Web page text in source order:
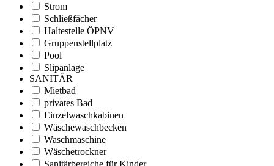
Strom
Schließfächer
Haltestelle ÖPNV
Gruppenstellplatz
Pool
Slipanlage
SANITÄR
Mietbad
privates Bad
Einzelwaschkabinen
Wäschewaschbecken
Waschmaschine
Wäschetrockner
Sanitärbereiche für Kinder